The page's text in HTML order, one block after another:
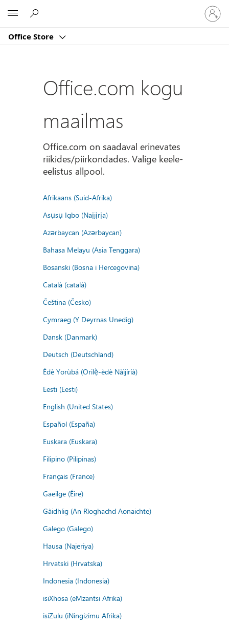
Office Store
Logige
sisse
oma
Office.com kogu
maailmas
Office.com on saadaval erinevates
riikides/piirkondades. Valige keele-
eelistus allpool.
Afrikaans (Suid-Afrika)
Asụsụ Igbo (Naịjịrịa)
Azərbaycan (Azərbaycan)
Bahasa Melayu (Asia Tenggara)
Bosanski (Bosna i Hercegovina)
Català (català)
Čeština (Česko)
Cymraeg (Y Deyrnas Unedig)
Dansk (Danmark)
Deutsch (Deutschland)
Èdè Yorùbá (Orilẹ̀-èdè Nàìjíríà)
Eesti (Eesti)
English (United States)
Español (España)
Euskara (Euskara)
Filipino (Pilipinas)
Français (France)
Gaeilge (Éire)
Gàidhlig (An Rìoghachd Aonaichte)
Galego (Galego)
Hausa (Najeriya)
Hrvatski (Hrvatska)
Indonesia (Indonesia)
isiXhosa (eMzantsi Afrika)
isiZulu (iNingizimu Afrika)